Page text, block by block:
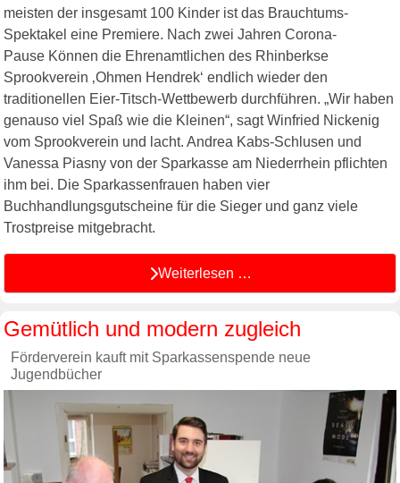
meisten der insgesamt 100 Kinder ist das Brauchtums-
Spektakel eine Premiere. Nach zwei Jahren Corona-
Pause Können die Ehrenamtlichen des Rhinberkse
Sprookverein ‚Ohmen Hendrek‘ endlich wieder den
traditionellen Eier-Titsch-Wettbewerb durchführen. „Wir haben
genauso viel Spaß wie die Kleinen“, sagt Winfried Nickenig
vom Sprookverein und lacht. Andrea Kabs-Schlusen und
Vanessa Piasny von der Sparkasse am Niederrhein pflichten
ihm bei. Die Sparkassenfrauen haben vier
Buchhandlungsgutscheine für die Sieger und ganz viele
Trostpreise mitgebracht.
Weiterlesen …
Gemütlich und modern zugleich
Förderverein kauft mit Sparkassenspende neue
Jugendbücher